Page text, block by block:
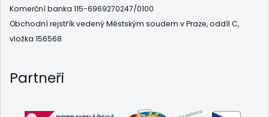
Komerční banka 115-6969270247/0100
Obchodní rejstřík vedený Městským soudem v Praze, oddíl C,
vložka 156568
Partneři